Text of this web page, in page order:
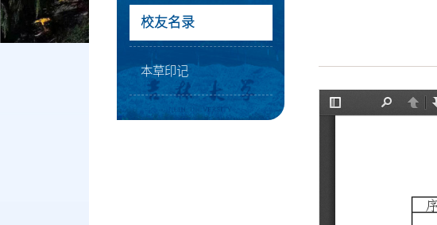
校友名录
本草印记